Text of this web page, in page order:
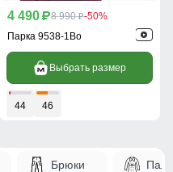
4 490 p8 990 p-50%
Парка 9538-1Bo
Выбрать размер
44 46
Брюки